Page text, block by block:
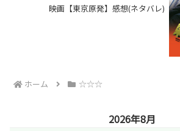
映画【東京原発】感想(ネタバレ)
ホーム ☆☆☆
2026年8月